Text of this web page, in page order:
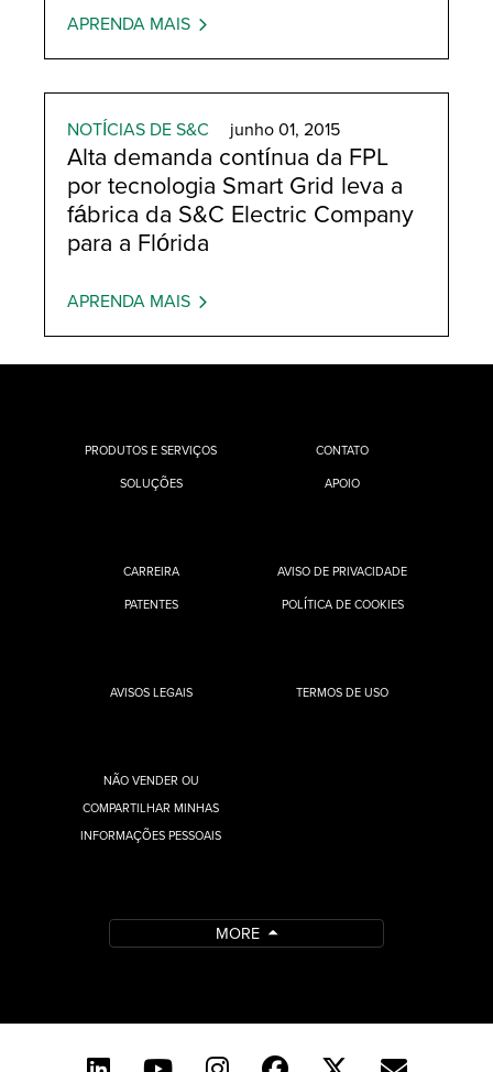
APRENDA MAIS
NOTÍCIAS DE S&C junho 01, 2015
Alta demanda contínua da FPL
por tecnologia Smart Grid leva a
fábrica da S&C Electric Company
para a Flórida
APRENDA MAIS
PRODUTOS E SERVIÇOS
SOLUÇÕES
CONTATO
APOIO
CARREIRA
PATENTES
AVISO DE PRIVACIDADE
POLÍTICA DE COOKIES
AVISOS LEGAIS TERMOS DE USO
NÃO VENDER OU
COMPARTILHAR MINHAS
INFORMAÇÕES PESSOAIS
MORE